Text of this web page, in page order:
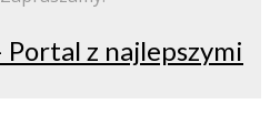
Portal z najlepszymi